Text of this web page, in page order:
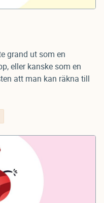
grand ut som en
eller kanske som en
att man kan räkna till